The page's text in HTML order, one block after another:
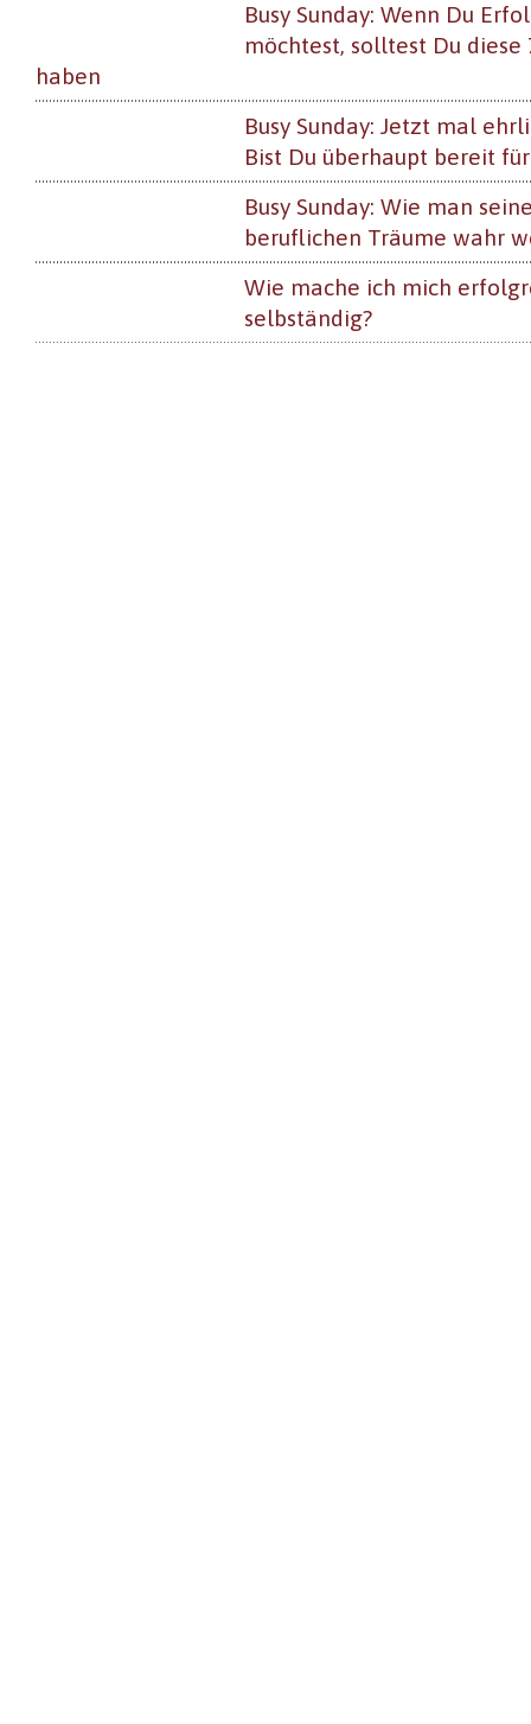
Busy Sunday: Wenn Du
möchtest, solltest Du diese
haben
Busy Sunday: Jetzt mal
Bist Du überhaupt bereit
Busy Sunday: Wie man
beruflichen Träume wahr
Wie mache ich mich
selbständig?